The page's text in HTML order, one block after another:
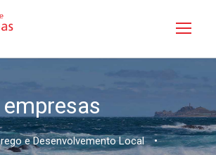
e Desenvolvemento Local •